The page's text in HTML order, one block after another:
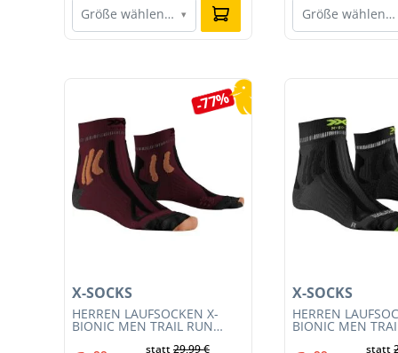
Größe wählen… ▾ Größe wählen…
Produktgalerie überspringen
-77%
HERREN LAUFSOCKEN X-
BIONIC MEN TRAIL RUN
X-SOCKS
statt29,99 €
HERREN
BIONIC MEN
X-SOCKS
statt